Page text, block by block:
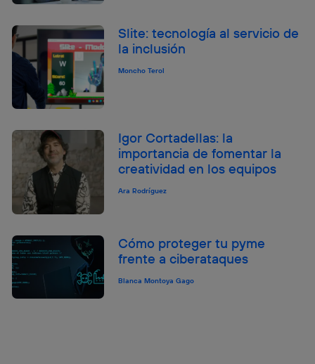
Slite: tecnología al servicio de
la inclusión
Moncho Terol
Igor Cortadellas: la
importancia de fomentar la
creatividad en los equipos
Ara Rodríguez
Cómo proteger tu pyme
frente a ciberataques
Blanca Montoya Gago